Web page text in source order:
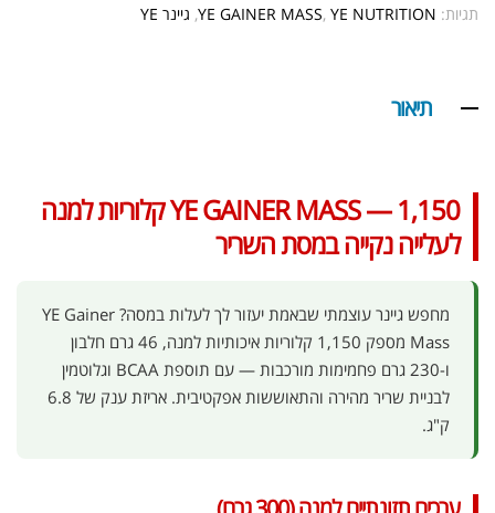
תגיות:
YE GAINER MASS, YE NUTRITION
, גיינר YE
תיאור
YE GAINER MASS — 1,150 קלוריות למנה
לעלייה נקייה במסת השריר
מחפש גיינר עוצמתי שבאמת יעזור לך לעלות במסה? YE Gainer
Mass מספק 1,150 קלוריות איכותיות למנה, 46 גרם חלבון
ו-230 גרם פחמימות מורכבות — עם תוספת BCAA וגלוטמין
לבניית שריר מהירה והתאוששות אפקטיבית. אריזת ענק של 6.8
ק"ג.